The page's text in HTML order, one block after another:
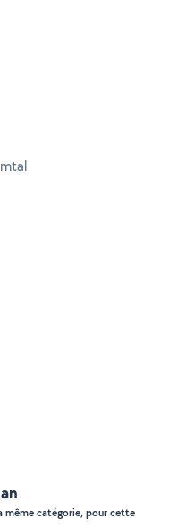
même catégorie, pour cette